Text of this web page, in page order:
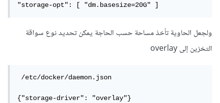
"storage-opt": [ "dm.basesize=20G" ]
ولجعل الحاوية تأخذ مساحة حسب الحاجة يمكن تحديد نوع سواقة
التخزين إلى overlay
/etc/docker/daemon.json
{"storage-driver": "overlay"}